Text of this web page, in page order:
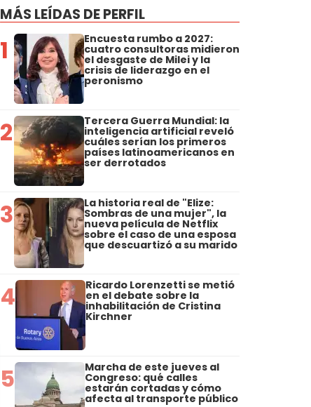
MÁS LEÍDAS DE PERFIL
1 Encuesta rumbo a 2027:
cuatro consultoras midieron
el desgaste de Milei y la
crisis de liderazgo en el
peronismo
2 Tercera Guerra Mundial: la
inteligencia artificial reveló
cuáles serían los primeros
países latinoamericanos en
ser derrotados
3 La historia real de "Elize:
Sombras de una mujer", la
nueva película de Netflix
sobre el caso de una esposa
que descuartizó a su marido
4 Ricardo Lorenzetti se metió
en el debate sobre la
inhabilitación de Cristina
Kirchner
5 Marcha de este jueves al
Congreso: qué calles
estarán cortadas y cómo
afecta al transporte público